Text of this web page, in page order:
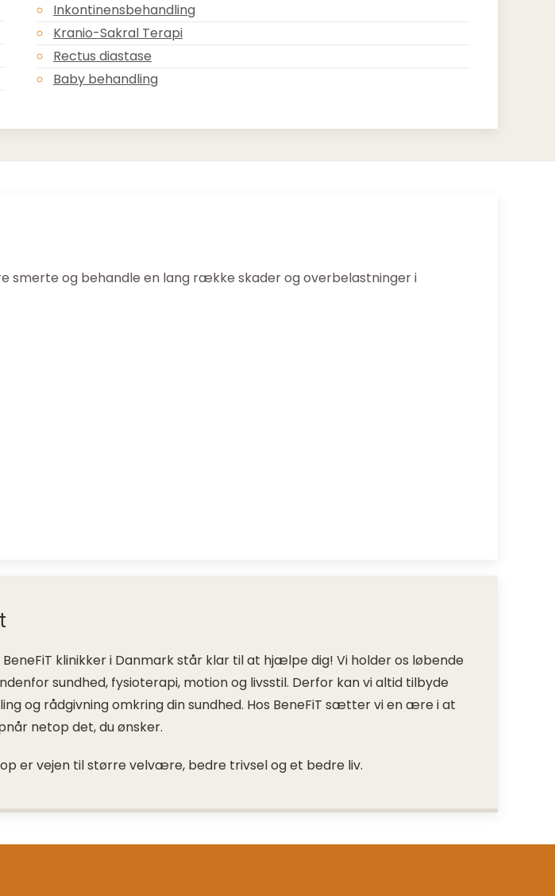
Inkontinensbehandling
Kranio-Sakral Terapi
Rectus diastase
Baby behandling
smerte og behandle en lang række skader og overbelastninger i
klinikker i Danmark står klar til at hjælpe dig! Vi holder os løbende
sundhed, fysioterapi, motion og livsstil. Derfor kan vi altid tilbyde
og rådgivning omkring din sundhed. Hos BeneFiT sætter vi en ære i at
netop det, du ønsker.
er vejen til større velvære, bedre trivsel og et bedre liv.